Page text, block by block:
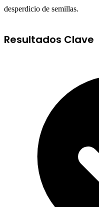
desperdicio de semillas.
Resultados Clave